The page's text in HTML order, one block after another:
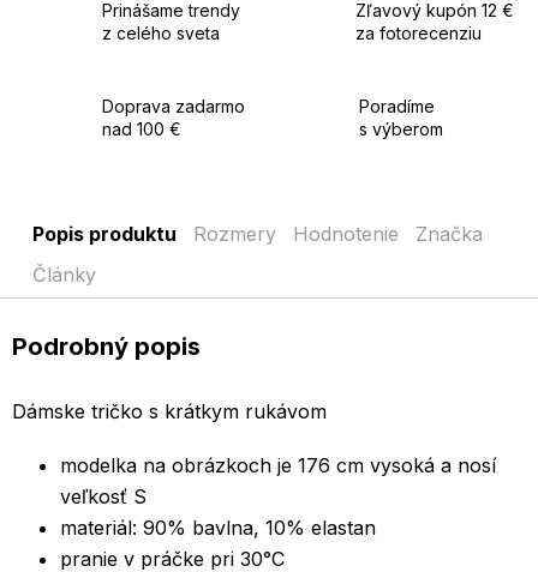
Prinášame trendy
z celého sveta
Zľavový kupón 12 €
za fotorecenziu
Doprava zadarmo
nad 100 €
Poradíme
s výberom
Popis produktu Rozmery Hodnotenie
Značka
Články
Podrobný popis
Dámske tričko s krátkym rukávom
modelka na obrázkoch je 176 cm vysoká a nosí
veľkosť S
materiál: 90% bavlna, 10% elastan
pranie v práčke pri 30°C